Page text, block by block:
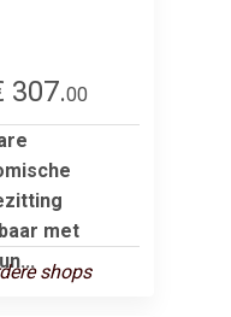
307.00
met
shops